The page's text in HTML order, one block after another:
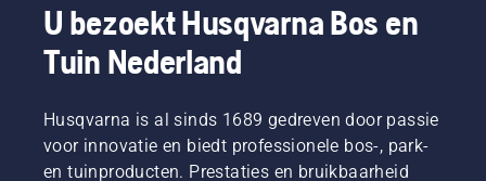
zochten
de beste
prof in
de
op om
die
vraag te
of
begint.
U bezoekt Husqvarna Bos en
Tuin Nederland
Husqvarna is al sinds 1689 gedreven door passie
voor innovatie en biedt professionele bos-, park-
en tuinproducten. Prestaties en bruikbaarheid